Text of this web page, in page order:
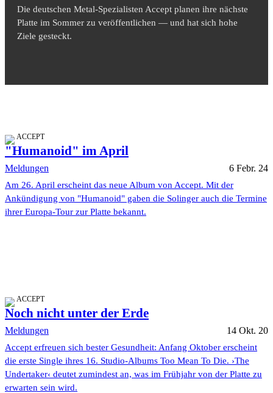
Die deutschen Metal-Spezialisten Accept planen ihre nächste
Platte im Sommer zu veröffentlichen — und hat sich hohe
Ziele gesteckt.
ACCEPT
"Humanoid" im April
Meldungen 6 Febr. 24
Am 26. April erscheint das neue Album von Accept. Mit der
Ankündigung von "Humanoid" gaben die Solinger auch die Termine
ihrer Europa-Tour zur Platte bekannt.
ACCEPT
Noch nicht unter der Erde
Meldungen 14 Okt. 20
Accept erfreuen sich bester Gesundheit: Anfang Oktober erscheint
die erste Single ihres 16. Studio-Albums Too Mean To Die. ›The
Undertaker‹ deutet zumindest an, was im Frühjahr von der Platte zu
erwarten sein wird.